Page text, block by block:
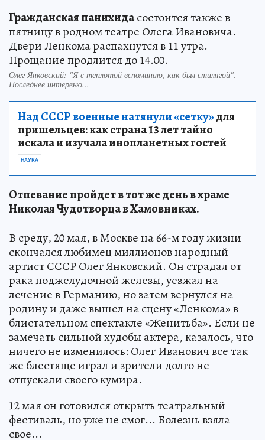
Гражданская панихидасостоится также в
пятницу в родном театре Олега Ивановича.
Двери Ленкома распахнутся в 11 утра.
Прощание продлится до 14.00.
Олег Янковский: "Я с теплотой вспоминаю, как был стилягой".
Последнее интервью...
Над СССР военные натянули «сетку»для
пришельцев: как страна 13 лет тайно
искала и изучала инопланетных гостей
НАУКА
Отпевание пройдет в тот же день в храме
Николая Чудотворца в Хамовниках.
В среду, 20 мая, в Москве на 66-м году жизни
скончался любимец миллионов народный
артист СССР Олег Янковский. Он страдал от
рака поджелудочной железы, уезжал на
лечение в Германию, но затем вернулся на
родину и даже вышел на сцену «Ленкома» в
блистательном спектакле «Женитьба». Если не
замечать сильной худобы актера, казалось, что
ничего не изменилось: Олег Иванович все так
же блестяще играл и зрители долго не
отпускали своего кумира.
12 мая он готовился открыть театральный
фестиваль, но уже не смог... Болезнь взяла
свое...